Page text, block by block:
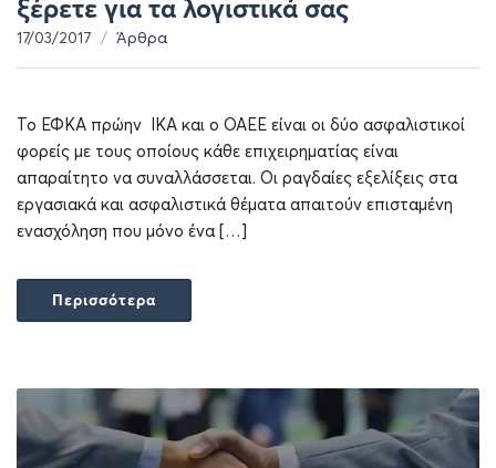
ξέρετε για τα λογιστικά σας
17/03/2017 Άρθρα
Το ΕΦΚΑ πρώην ΙΚΑ και ο ΟΑΕΕ είναι οι δύο ασφαλιστικοί
φορείς με τους οποίους κάθε επιχειρηματίας είναι
απαραίτητο να συναλλάσσεται. Οι ραγδαίες εξελίξεις στα
εργασιακά και ασφαλιστικά θέματα απαιτούν επισταμένη
ενασχόληση που μόνο ένα […]
Περισσότερα